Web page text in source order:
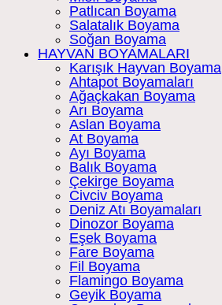
Patlıcan Boyama
Salatalık Boyama
Soğan Boyama
HAYVAN BOYAMALARI
Karışık Hayvan Boyama
Ahtapot Boyamaları
Ağaçkakan Boyama
Arı Boyama
Aslan Boyama
At Boyama
Ayı Boyama
Balık Boyama
Çekirge Boyama
Civciv Boyama
Deniz Atı Boyamaları
Dinozor Boyama
Eşek Boyama
Fare Boyama
Fil Boyama
Flamingo Boyama
Geyik Boyama